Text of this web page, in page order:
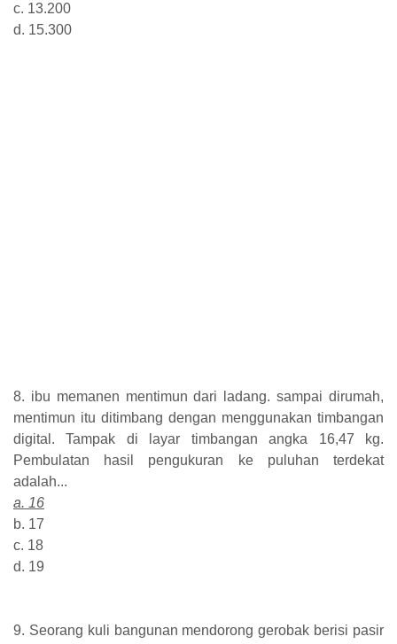
c. 13.200
d. 15.300
8. ibu memanen mentimun dari ladang. sampai dirumah,
mentimun itu ditimbang dengan menggunakan timbangan
digital. Tampak di layar timbangan angka 16,47 kg.
Pembulatan hasil pengukuran ke puluhan terdekat
adalah...
a. 16
b. 17
c. 18
d. 19
9. Seorang kuli bangunan mendorong gerobak berisi pasir